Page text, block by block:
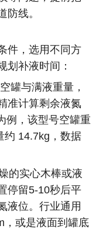
防线。
件，选用不同方
划补液时间：
罐与满液重量，
准计算剩余液氮
例，该型号空罐重
约 14.7kg，数据
的实心木棒或液
停留5-10秒后平
液位。行业通用
，或是液面到罐底